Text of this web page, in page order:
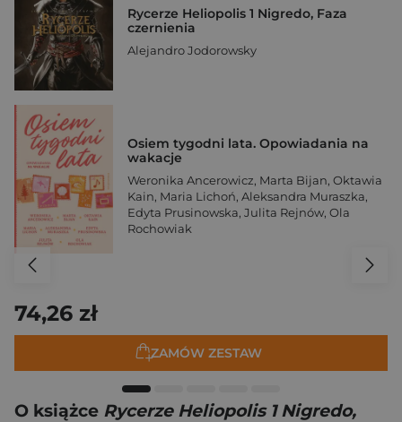
Rycerze Heliopolis 1 Nigredo, Faza
czernienia
Alejandro Jodorowsky
Osiem tygodni lata. Opowiadania na
wakacje
Weronika Ancerowicz, Marta Bijan, Oktawia
Kain, Maria Lichoń, Aleksandra Muraszka,
Edyta Prusinowska, Julita Rejnów, Ola
Rochowiak
74,26 zł
ZAMÓW ZESTAW
O książce Rycerze Heliopolis 1 Nigredo,